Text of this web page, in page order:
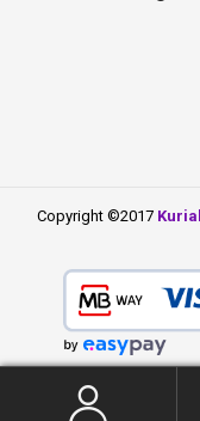
Copyright ©2017